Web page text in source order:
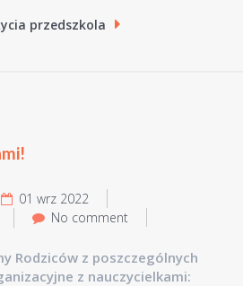
przedszkola
01 wrz 2022
No comment
Rodziców z poszczególnych
z nauczycielkami: